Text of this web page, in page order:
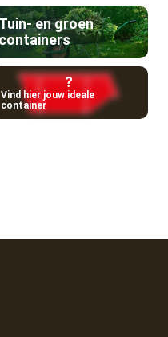
Tuin- en groen
containers
?
Vind hier jouw ideale
container